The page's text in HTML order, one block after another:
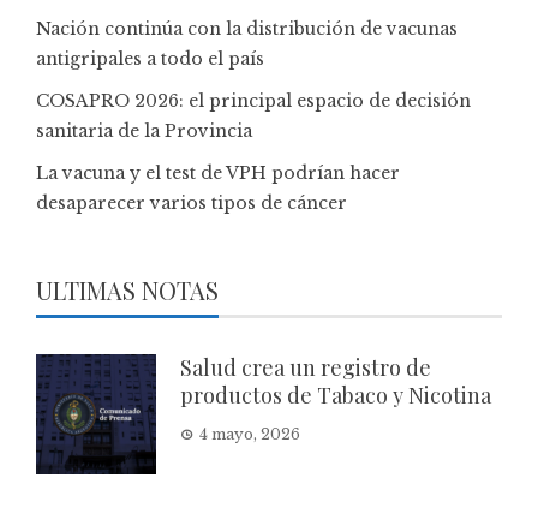
Nación continúa con la distribución de vacunas
antigripales a todo el país
COSAPRO 2026: el principal espacio de decisión
sanitaria de la Provincia
La vacuna y el test de VPH podrían hacer
desaparecer varios tipos de cáncer
ULTIMAS NOTAS
Salud crea un registro de
productos de Tabaco y Nicotina
4 mayo, 2026